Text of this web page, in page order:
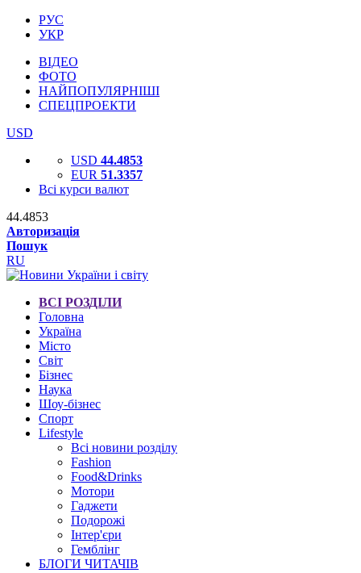
РУС
УКР
ВІДЕО
ФОТО
НАЙПОПУЛЯРНІШІ
СПЕЦПРОЕКТИ
USD
USD 44.4853
EUR 51.3357
Всі курси валют
44.4853
Авторизація
Пошук
RU
ВСІ РОЗДІЛИ
Головна
Україна
Місто
Світ
Бізнес
Наука
Шоу-бізнес
Спорт
Lifestyle
Всі новини розділу
Fashion
Food&Drinks
Мотори
Гаджети
Подорожі
Інтер'єри
Гемблінг
БЛОГИ ЧИТАЧІВ